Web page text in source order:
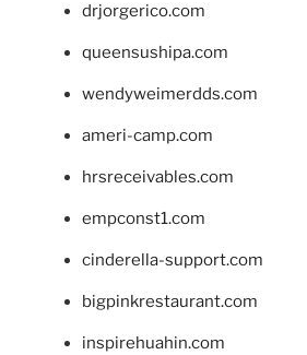
drjorgerico.com
queensushipa.com
wendyweimerdds.com
ameri-camp.com
hrsreceivables.com
empconst1.com
cinderella-support.com
bigpinkrestaurant.com
inspirehuahin.com